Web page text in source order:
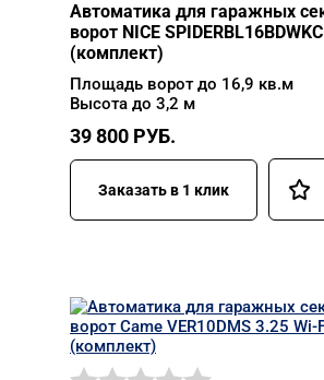
Автоматика для гаражных
ворот NICE
(комплект)
Площадь ворот до 16,9 кв.м
Высота до 3,2 м
39 800 РУБ.
Заказать в 1 клик